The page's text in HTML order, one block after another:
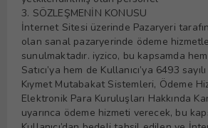
3. SÖZLEŞMENİN KONUSU
İnternet Sitesi üzerinde Pazaryeri
olan sanal pazaryerinde ödeme
sunulmaktadır. iyzico, bu kapsamda
Satıcı’ya hem de Kullanıcı’ya 6493
Kıymet Mutabakat Sistemleri, Ödeme
Elektronik Para Kuruluşları Hakkında
uyarınca ödeme hizmeti verecek, bu